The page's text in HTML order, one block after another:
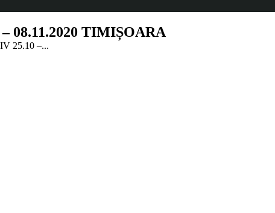
08.11.2020 TIMIȘOARA
25.10 –...